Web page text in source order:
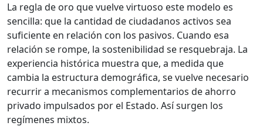
La regla de oro que vuelve virtuoso este modelo es
sencilla: que la cantidad de ciudadanos activos sea
suficiente en relación con los pasivos. Cuando esa
relación se rompe, la sostenibilidad se resquebraja. La
experiencia histórica muestra que, a medida que
cambia la estructura demográfica, se vuelve necesario
recurrir a mecanismos complementarios de ahorro
privado impulsados por el Estado. Así surgen los
regímenes mixtos.